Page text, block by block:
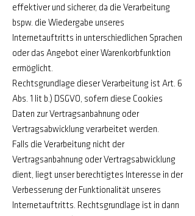
effektiver und sicherer, da die Verarbeitung
bspw. die Wiedergabe unseres
Internetauftritts in unterschiedlichen Sprachen
oder das Angebot einer Warenkorbfunktion
ermöglicht.
Rechtsgrundlage dieser Verarbeitung ist Art. 6
Abs. 1 lit b.) DSGVO, sofern diese Cookies
Daten zur Vertragsanbahnung oder
Vertragsabwicklung verarbeitet werden.
Falls die Verarbeitung nicht der
Vertragsanbahnung oder Vertragsabwicklung
dient, liegt unser berechtigtes Interesse in der
Verbesserung der Funktionalität unseres
Internetauftritts. Rechtsgrundlage ist in dann